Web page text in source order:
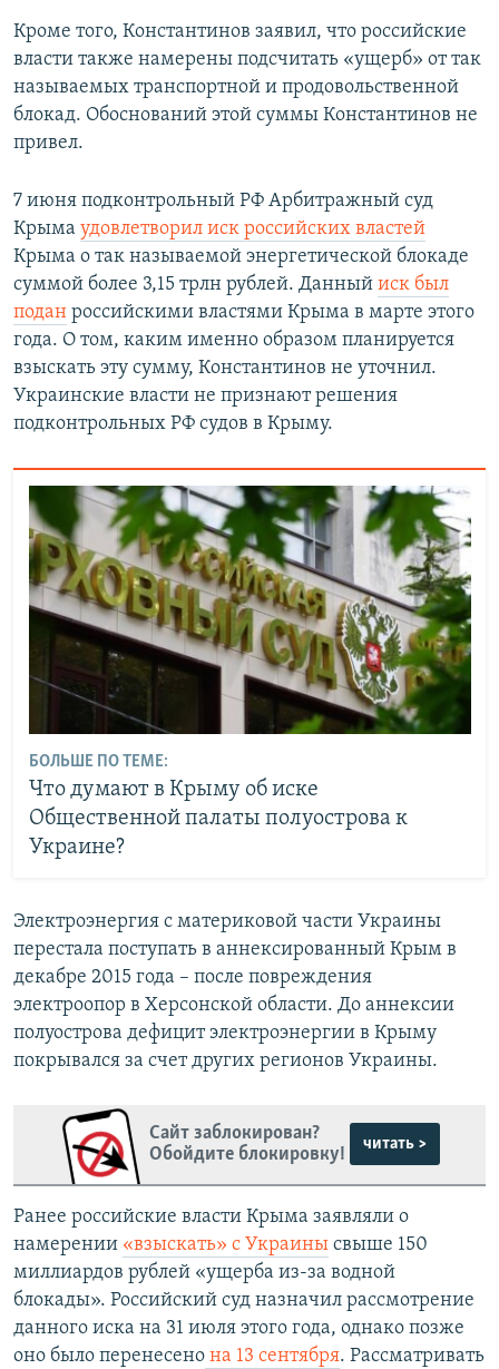
Кроме того, Константинов заявил, что российские
власти также намерены подсчитать «ущерб» от так
называемых транспортной и продовольственной
блокад. Обоснований этой суммы Константинов не
привел.
7 июня подконтрольный РФ Арбитражный суд
Крыма удовлетворил иск российских властей
Крыма о так называемой энергетической блокаде
суммой более 3,15 трлн рублей. Данный иск был
подан российскими властями Крыма в марте этого
года. О том, каким именно образом планируется
взыскать эту сумму, Константинов не уточнил.
Украинские власти не признают решения
подконтрольных РФ судов в Крыму.
БОЛЬШЕ ПО ТЕМЕ:
Что думают в Крыму об иске
Общественной палаты полуострова к
Украине?
Электроэнергия с материковой части Украины
перестала поступать в аннексированный Крым в
декабре 2015 года – после повреждения
электроопор в Херсонской области. До аннексии
полуострова дефицит электроэнергии в Крыму
покрывался за счет других регионов Украины.
Сайт заблокирован?
Обойдите блокировку!
читать >
Ранее российские власти Крыма заявляли о
намерении «взыскать» с Украины свыше 150
миллиардов рублей «ущерба из-за водной
блокады». Российский суд назначил рассмотрение
данного иска на 31 июля этого года, однако позже
оно было перенесено на 13 сентября. Рассматривать